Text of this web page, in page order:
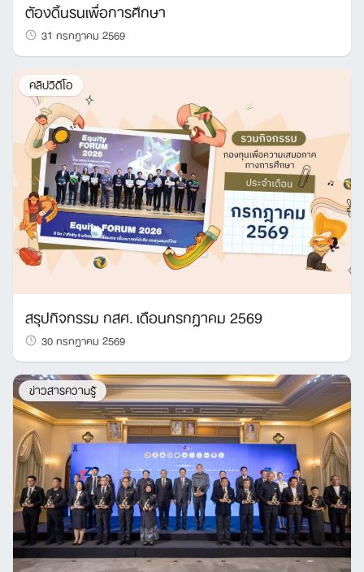
ต้องดิ้นรนเพื่อการศึกษา
31 กรกฎาคม 2569
คลิปวิดีโอ
สรุปกิจกรรม กสศ. เดือนกรกฎาคม 2569
30 กรกฎาคม 2569
ข่าวสารความรู้